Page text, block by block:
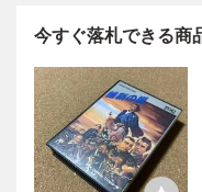
今すぐ落札できる商